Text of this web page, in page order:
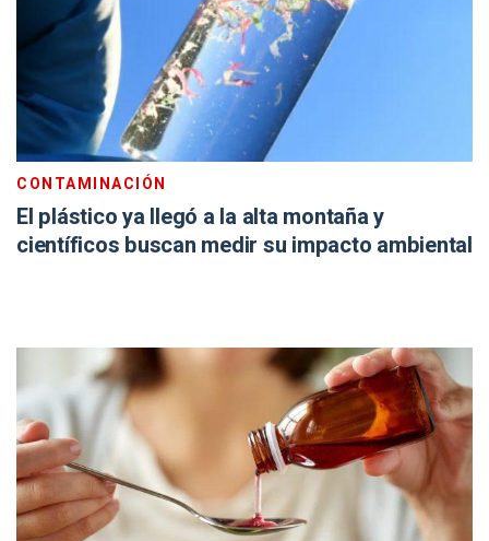
CONTAMINACIÓN
El plástico ya llegó a la alta montaña y
científicos buscan medir su impacto ambiental